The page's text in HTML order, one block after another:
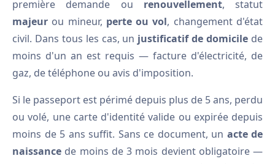
première demande ou renouvellement, statut
majeur ou mineur, perte ou vol, changement d'état
civil. Dans tous les cas, un justificatif de domicile de
moins d'un an est requis — facture d'électricité, de
gaz, de téléphone ou avis d'imposition.
Si le passeport est périmé depuis plus de 5 ans, perdu
ou volé, une carte d'identité valide ou expirée depuis
moins de 5 ans suffit. Sans ce document, un acte de
naissance de moins de 3 mois devient obligatoire —